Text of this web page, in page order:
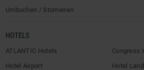
Umbuchen / Stornieren
HOTELS
ATLANTIC Hotels
Hotel Airport
Congress
Hotel